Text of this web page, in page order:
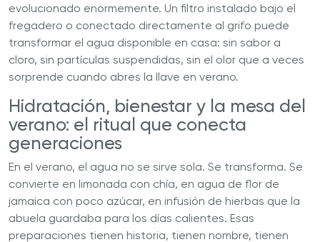
evolucionado enormemente. Un filtro instalado bajo el
fregadero o conectado directamente al grifo puede
transformar el agua disponible en casa: sin sabor a
cloro, sin partículas suspendidas, sin el olor que a veces
sorprende cuando abres la llave en verano.
Hidratación, bienestar y la mesa del
verano: el ritual que conecta
generaciones
En el verano, el agua no se sirve sola. Se transforma. Se
convierte en limonada con chía, en agua de flor de
jamaica con poco azúcar, en infusión de hierbas que la
abuela guardaba para los días calientes. Esas
preparaciones tienen historia, tienen nombre, tienen